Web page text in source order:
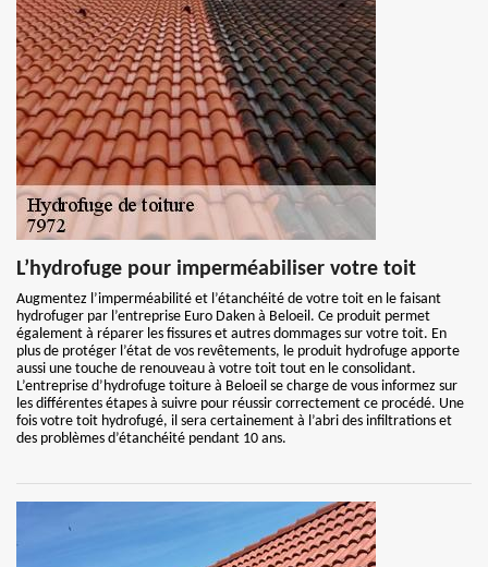
L’hydrofuge pour imperméabiliser votre toit
Augmentez l’imperméabilité et l’étanchéité de votre toit en le faisant
hydrofuger par l’entreprise Euro Daken à Beloeil. Ce produit permet
également à réparer les fissures et autres dommages sur votre toit. En
plus de protéger l’état de vos revêtements, le produit hydrofuge apporte
aussi une touche de renouveau à votre toit tout en le consolidant.
L’entreprise d’hydrofuge toiture à Beloeil se charge de vous informez sur
les différentes étapes à suivre pour réussir correctement ce procédé. Une
fois votre toit hydrofugé, il sera certainement à l’abri des infiltrations et
des problèmes d’étanchéité pendant 10 ans.